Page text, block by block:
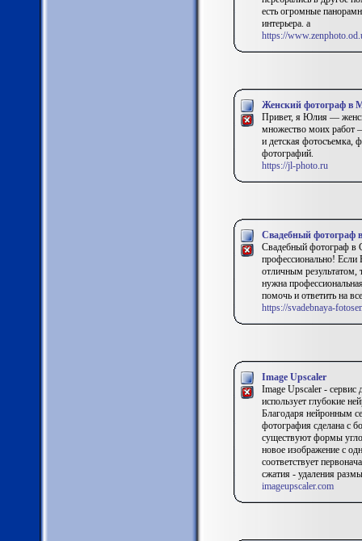
есть огромные
интерьера. a
https://
Женский фотограф в
Привет, я Юлия —
множество моих работ
и детская фотосъемка,
фотографий.
https://jl-photo.ru
Свадебный фотограф
Свадебный фотограф в
профессионально!
отличным результатом,
нужна
помочь и ответить на
https://svadebnaya-
Image Upscaler
Image Upscaler - сервис
использует глубокие
Благодаря нейронным
фотография сделана с
существуют формы
новое изображение с
соответствует
сжатия - удаления
imageupscaler.com